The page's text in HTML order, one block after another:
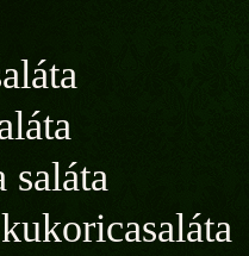
saláta